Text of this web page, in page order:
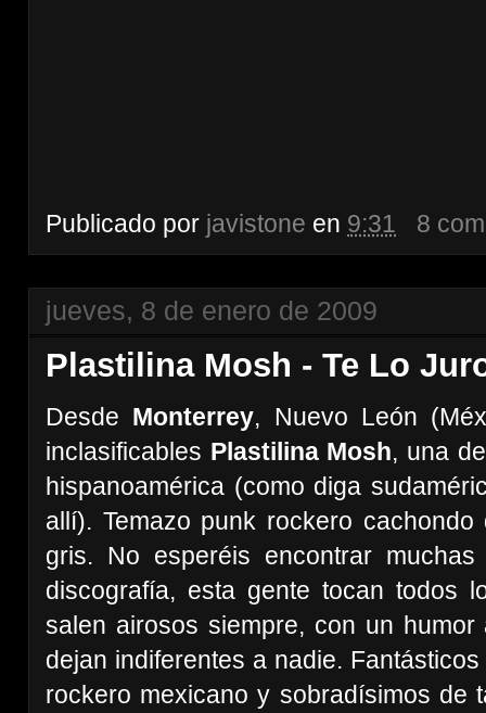
Publicado por javistone en 9:31 8
jueves, 8 de enero de 2009
Plastilina Mosh - Te Lo
Desde Monterrey, Nuevo León
inclasificables Plastilina Mosh, una
hispanoamérica (como diga
allí). Temazo punk rockero
gris. No esperéis encontrar
discografía, esta gente tocan todos
salen airosos siempre, con un
dejan indiferentes a nadie.
rockero mexicano y sobradísimos de